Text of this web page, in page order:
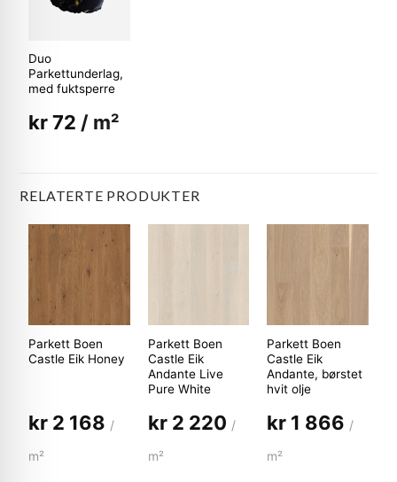
Duo
Parkettunderlag,
med fuktsperre
kr72 / m²
RELATERTE PRODUKTER
Parkett Boen
Castle Eik Honey
kr 2 168 /
m²
Parkett Boen
Castle Eik
Andante Live
Pure White
kr2 220 /
m²
Parkett Boen
Castle Eik
Andante, børstet
hvit olje
kr1 866 /
m²